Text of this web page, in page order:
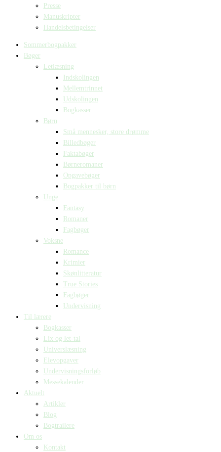
Presse
Manuskripter
Handelsbetingelser
Sommerbogpakker
Bøger
Letlæsning
Indskolingen
Mellemtrinnet
Udskolingen
Bogkasser
Børn
Små mennesker, store drømme
Billedbøger
Faktabøger
Børneromaner
Opgavebøger
Bogpakker til børn
Unge
Fantasy
Romaner
Fagbøger
Voksne
Romance
Krimier
Skønlitteratur
True Stories
Fagbøger
Undervisning
Til lærere
Bogkasser
Lix og let-tal
Universlæsning
Elevopgaver
Undervisningsforløb
Messekalender
Aktuelt
Artikler
Blog
Bogtrailere
Om os
Kontakt